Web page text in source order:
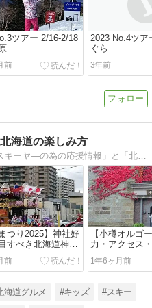
ツアー 2/16-2/18
前
2023 No.4ツア
ぐら
3年前
海道の楽しみ方
スキーインストラクターが「スキーヤ―の為の応援情報」と「北海道の魅力」をお伝えします
つり2025】神社好
すべき北海道神宮
輿と奉納行事
前
【小樽オルゴ
力・アクセス
を徹底解説！
1年6ヶ月前
海道グルメ #キッズ #スキー